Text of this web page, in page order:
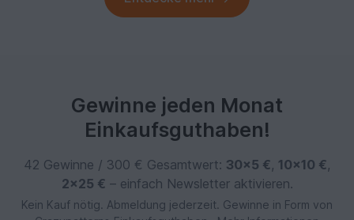
Gewinne jeden Monat
Einkaufsguthaben!
42 Gewinne / 300 € Gesamtwert: 30×5 €, 10×10 €,
2×25 € – einfach Newsletter aktivieren.
Kein Kauf nötig. Abmeldung jederzeit. Gewinne in Form von